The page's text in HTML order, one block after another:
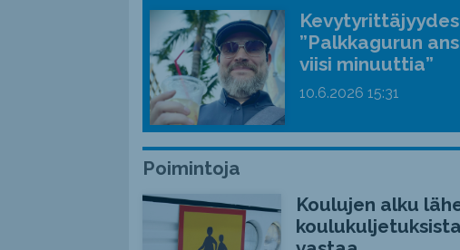
”Palkkagurun
viisi minuuttia”
10.6.2026 15:31
Poimintoja
Koulujen alku